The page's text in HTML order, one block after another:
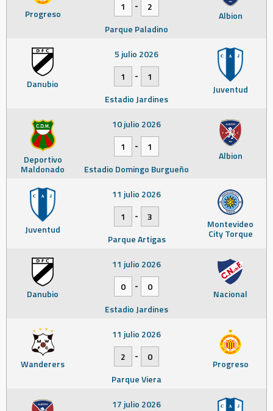
Progreso Albion
1
-
2
Parque Paladino
Danubio Juventud
5 julio 2026
1
-
1
Estadio Jardines
Deportivo
Maldonado
Albion
10 julio 2026
1
-
1
Estadio Domingo Burgueño
Juventud Montevideo
City Torque
11 julio 2026
1
-
3
Parque Artigas
Danubio Nacional
11 julio 2026
0
-
0
Estadio Jardines
Wanderers Progreso
11 julio 2026
2
-
0
Parque Viera
17 julio 2026